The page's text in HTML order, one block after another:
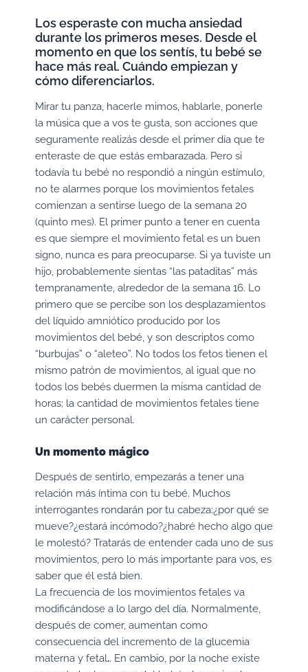
Los esperaste con mucha ansiedad
durante los primeros meses. Desde el
momento en que los sentís, tu bebé se
hace más real. Cuándo empiezan y
cómo diferenciarlos.
Mirar tu panza, hacerle mimos, hablarle, ponerle
la música que a vos te gusta, son acciones que
seguramente realizás desde el primer día que te
enteraste de que estás embarazada. Pero si
todavía tu bebé no respondió a ningún estímulo,
no te alarmes porque los movimientos fetales
comienzan a sentirse luego de la semana 20
(quinto mes). El primer punto a tener en cuenta
es que siempre el movimiento fetal es un buen
signo, nunca es para preocuparse. Si ya tuviste un
hijo, probablemente sientas “las pataditas” más
tempranamente, alrededor de la semana 16. Lo
primero que se percibe son los desplazamientos
del líquido amniótico producido por los
movimientos del bebé, y son descriptos como
“burbujas” o “aleteo”. No todos los fetos tienen el
mismo patrón de movimientos, al igual que no
todos los bebés duermen la misma cantidad de
horas; la cantidad de movimientos fetales tiene
un carácter personal.
Un momento mágico
Después de sentirlo, empezarás a tener una
relación más íntima con tu bebé. Muchos
interrogantes rondarán por tu cabeza:¿por qué se
mueve?¿estará incómodo?¿habré hecho algo que
le molestó? Tratarás de entender cada uno de sus
movimientos, pero lo más importante para vos, es
saber que él está bien.
La frecuencia de los movimientos fetales va
modificándose a lo largo del día. Normalmente,
después de comer, aumentan como
consecuencia del incremento de la glucemia
materna y fetal.. En cambio, por la noche existe